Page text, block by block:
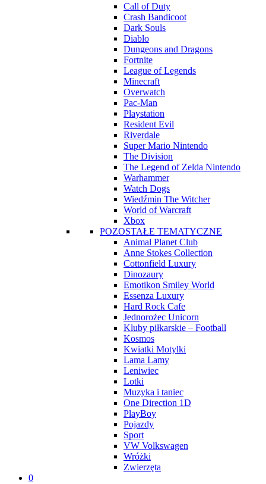
Call of Duty
Crash Bandicoot
Dark Souls
Diablo
Dungeons and Dragons
Fortnite
League of Legends
Minecraft
Overwatch
Pac-Man
Playstation
Resident Evil
Riverdale
Super Mario Nintendo
The Division
The Legend of Zelda Nintendo
Warhammer
Watch Dogs
Wiedźmin The Witcher
World of Warcraft
Xbox
POZOSTAŁE TEMATYCZNE
Animal Planet Club
Anne Stokes Collection
Cottonfield Luxury
Dinozaury
Emotikon Smiley World
Essenza Luxury
Hard Rock Cafe
Jednorożec Unicorn
Kluby piłkarskie – Football
Kosmos
Kwiatki Motylki
Lama Lamy
Leniwiec
Lotki
Muzyka i taniec
One Direction 1D
PlayBoy
Pojazdy
Sport
VW Volkswagen
Wróżki
Zwierzęta
0